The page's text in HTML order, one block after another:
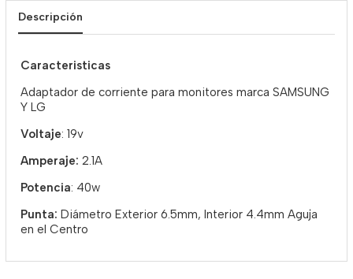
Descripción
Caracteristicas
Adaptador de corriente para monitores marca SAMSUNG
Y LG
Voltaje: 19v
Amperaje: 2.1A
Potencia: 40w
Punta: Diámetro Exterior 6.5mm, Interior 4.4mm Aguja
en el Centro